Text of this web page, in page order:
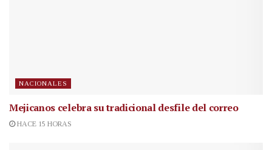
NACIONALES
Mejicanos celebra su tradicional desfile del correo
HACE 15 HORAS